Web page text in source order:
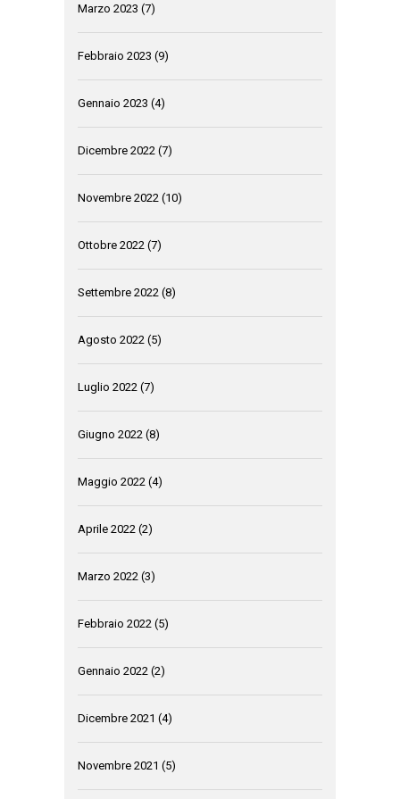
Marzo 2023 (7)
Febbraio 2023 (9)
Gennaio 2023 (4)
Dicembre 2022 (7)
Novembre 2022 (10)
Ottobre 2022 (7)
Settembre 2022 (8)
Agosto 2022 (5)
Luglio 2022 (7)
Giugno 2022 (8)
Maggio 2022 (4)
Aprile 2022 (2)
Marzo 2022 (3)
Febbraio 2022 (5)
Gennaio 2022 (2)
Dicembre 2021 (4)
Novembre 2021 (5)